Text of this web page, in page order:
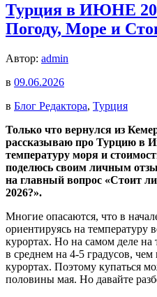
Турция в ИЮНЕ
Погоду, Море и
Автор: admin
в 09.06.2026
в Блог Редактора, Турция
Только что вернулся из
рассказываю про Турцию в
температуру моря и
поделюсь своим личным
на главный вопрос «Стоит
2026?».
Многие опасаются, что в
ориентируясь на температуру
курортах. Но на самом деле на
в среднем на 4-5 градусов,
курортах. Поэтому купаться
половины мая. Но давайте